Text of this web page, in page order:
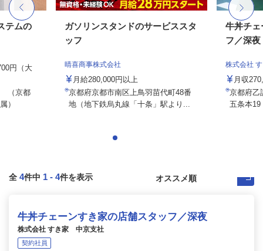
テムの
円（大
（京都
）
ガソリンスタンドのサービススタ
ッフ
晴喜商事株式会社
月給280,000円以上
京都府京都市南区上鳥羽苗代町48番
地（地下鉄烏丸線「十条」駅より...
牛丼チェ
フ／深夜
株式会社
月収
京都府乙
五条本
全 4件中 1 - 4件を表示
牛丼チェーンすき家の店舗スタッフ／深夜
株式会社 すき家 中京支社
契約社員